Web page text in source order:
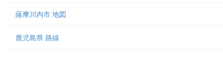
薩摩川内市 地図
鹿児島県 路線